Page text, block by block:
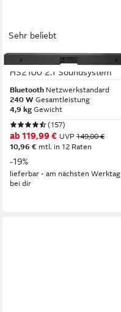
Sehr beliebt
HISENSE
HS2100 2.1 Soundsystem
Bluetooth Netzwerkstandard
240 W Gesamtleistung
4,9 kg Gewicht
(157)
ab 119,99 € UVP 149,00 €
10,96 € mtl. in 12 Raten
-19%
lieferbar - am nächsten Werktag
bei dir